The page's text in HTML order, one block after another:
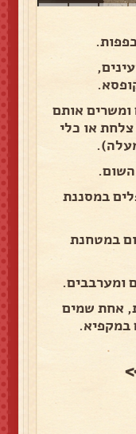
אותם
או כלי
השום.
במסננת
במטחנת
ומערבבים.
אחת שמים
במקפיא.